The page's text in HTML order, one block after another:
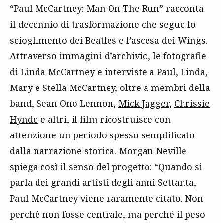
“Paul McCartney: Man On The Run” racconta
il decennio di trasformazione che segue lo
scioglimento dei Beatles e l’ascesa dei Wings.
Attraverso immagini d’archivio, le fotografie
di Linda McCartney e interviste a Paul, Linda,
Mary e Stella McCartney, oltre a membri della
band, Sean Ono Lennon, Mick Jagger, Chrissie
Hynde e altri, il film ricostruisce con
attenzione un periodo spesso semplificato
dalla narrazione storica. Morgan Neville
spiega così il senso del progetto: “Quando si
parla dei grandi artisti degli anni Settanta,
Paul McCartney viene raramente citato. Non
perché non fosse centrale, ma perché il peso